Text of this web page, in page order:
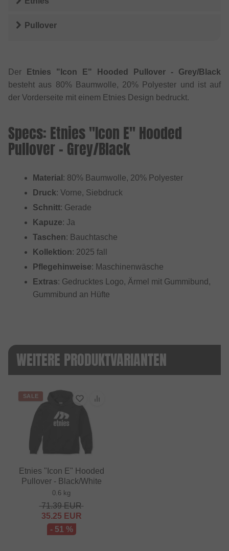
Pullover
Der
Etnies "Icon E" Hooded Pullover - Grey/Black
besteht aus 80% Baumwolle, 20% Polyester und ist auf
der Vorderseite mit einem Etnies Design bedruckt.
Specs: Etnies "Icon E" Hooded
Pullover - Grey/Black
Material : 80% Baumwolle, 20% Polyester
Druck: Vorne, Siebdruck
Schnitt: Gerade
Kapuze: Ja
Taschen: Bauchtasche
Kollektion: 2025 fall
Pflegehinweise: Maschinenwäsche
Extras: Gedrucktes Logo, Ärmel mit Gummibund,
Gummibund an Hüfte
WEITERE PRODUKTVARIANTEN
SALE
Etnies "Icon E" Hooded
Pullover - Black/White
0.6 kg
71.39EUR
35.25 EUR
- 51 %